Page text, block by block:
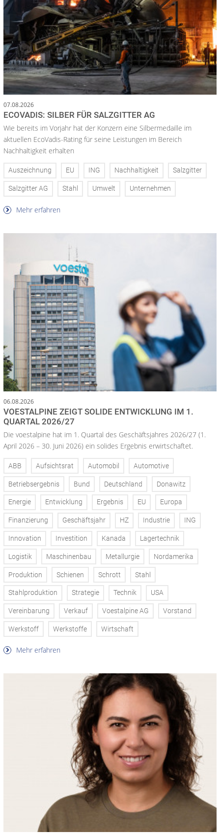
07.08.2026
ECOVADIS: SILBER FÜR SALZGITTER AG
Wie bereits im Vorjahr hat der Konzern eine Silbermedaille im
aktuellen EcoVadis-Rating für seine Leistungen im Bereich
Nachhaltigkeit erhalten
Auszeichnung EU ING Nachhaltigkeit Salzgitter
Salzgitter AG Stahl Umwelt Unternehmen
Mehr erfahren
06.08.2026
VOESTALPINE ZEIGT SOLIDE ENTWICKLUNG IM 1.
QUARTAL 2026/27
Die voestalpine hat im 1. Quartal des Geschäftsjahres 2026/27 (1.
April 2026 – 30. Juni 2026) ein solides Ergebnis erwirtschaftet.
ABB Aufsichtsrat Automobil Automotive
Betriebsergebnis Bund Deutschland Donawitz
Energie Entwicklung Ergebnis EU Europa
Finanzierung Geschäftsjahr HZ Industrie ING
Innovation Investition Kanada Lagertechnik
Logistik Maschinenbau Metallurgie Nordamerika
Produktion Schienen Schrott Stahl
Stahlproduktion Strategie Technik USA
Vereinbarung Verkauf Voestalpine AG Vorstand
Werkstoff Werkstoffe Wirtschaft
Mehr erfahren